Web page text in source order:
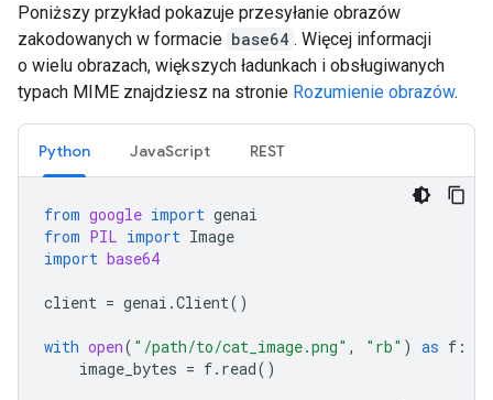
Poniższy przykład pokazuje przesyłanie obrazów
zakodowanych w formacie base64 . Więcej informacji
o wielu obrazach, większych ładunkach i obsługiwanych
typach MIME znajdziesz na stronie Rozumienie obrazów.
Python JavaScript REST
from google import genai
from PIL import Image
import base64
client = genai .Client()
with open( "/path/to/cat_image.png" , "rb" ) as f :
image_bytes = f. read()